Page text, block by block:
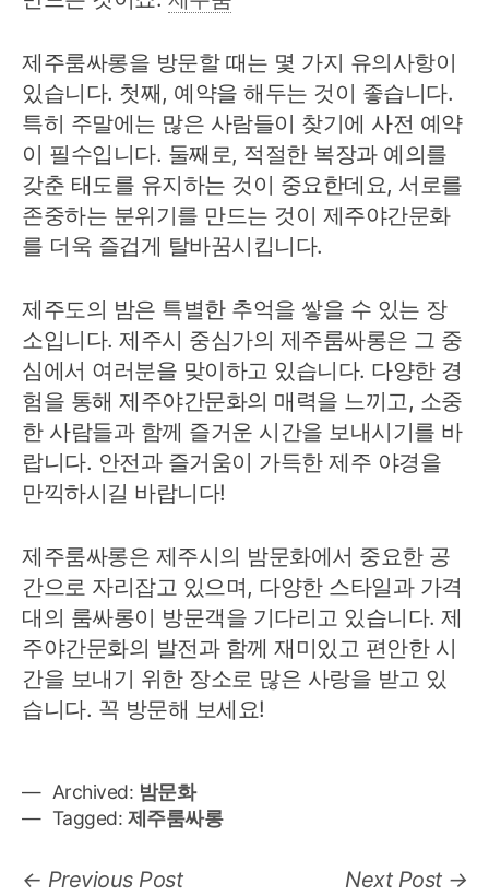
제주룸싸롱을 방문할 때는 몇 가지 유의사항이
있습니다. 첫째, 예약을 해두는 것이 좋습니다.
특히 주말에는 많은 사람들이 찾기에 사전 예약
이 필수입니다. 둘째로, 적절한 복장과 예의를
갖춘 태도를 유지하는 것이 중요한데요, 서로를
존중하는 분위기를 만드는 것이 제주야간문화
를 더욱 즐겁게 탈바꿈시킵니다.
제주도의 밤은 특별한 추억을 쌓을 수 있는 장
소입니다. 제주시 중심가의 제주룸싸롱은 그 중
심에서 여러분을 맞이하고 있습니다. 다양한 경
험을 통해 제주야간문화의 매력을 느끼고, 소중
한 사람들과 함께 즐거운 시간을 보내시기를 바
랍니다. 안전과 즐거움이 가득한 제주 야경을
만끽하시길 바랍니다!
제주룸싸롱은 제주시의 밤문화에서 중요한 공
간으로 자리잡고 있으며, 다양한 스타일과 가격
대의 룸싸롱이 방문객을 기다리고 있습니다. 제
주야간문화의 발전과 함께 재미있고 편안한 시
간을 보내기 위한 장소로 많은 사랑을 받고 있
습니다. 꼭 방문해 보세요!
Archived: 밤문화
Tagged: 제주룸싸롱
글Previous PostPrevious Next Post